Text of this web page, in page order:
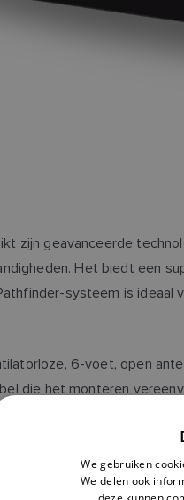
zijn geavanceerde
Het biedt een
systeem is
6-voet, open
die het monteren
achteraf, en
gebruik, de
We gebruiken
We delen ook